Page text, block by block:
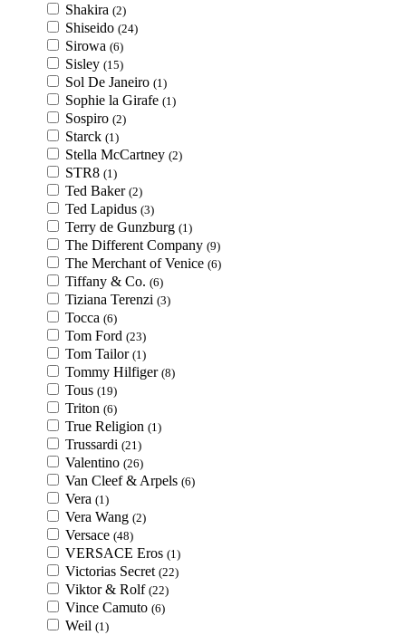
Shakira (2)
Shiseido (24)
Sirowa (6)
Sisley (15)
Sol De Janeiro (1)
Sophie la Girafe (1)
Sospiro (2)
Starck (1)
Stella McCartney (2)
STR8 (1)
Ted Baker (2)
Ted Lapidus (3)
Terry de Gunzburg (1)
The Different Company (9)
The Merchant of Venice (6)
Tiffany & Co. (6)
Tiziana Terenzi (3)
Tocca (6)
Tom Ford (23)
Tom Tailor (1)
Tommy Hilfiger (8)
Tous (19)
Triton (6)
True Religion (1)
Trussardi (21)
Valentino (26)
Van Cleef & Arpels (6)
Vera (1)
Vera Wang (2)
Versace (48)
VERSACE Eros (1)
Victorias Secret (22)
Viktor & Rolf (22)
Vince Camuto (6)
Weil (1)